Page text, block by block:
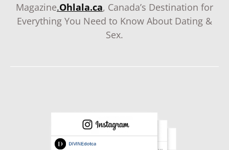
Magazine.Ohlala.ca, Canada’s Destination for
Everything You Need to Know About Dating &
Sex.